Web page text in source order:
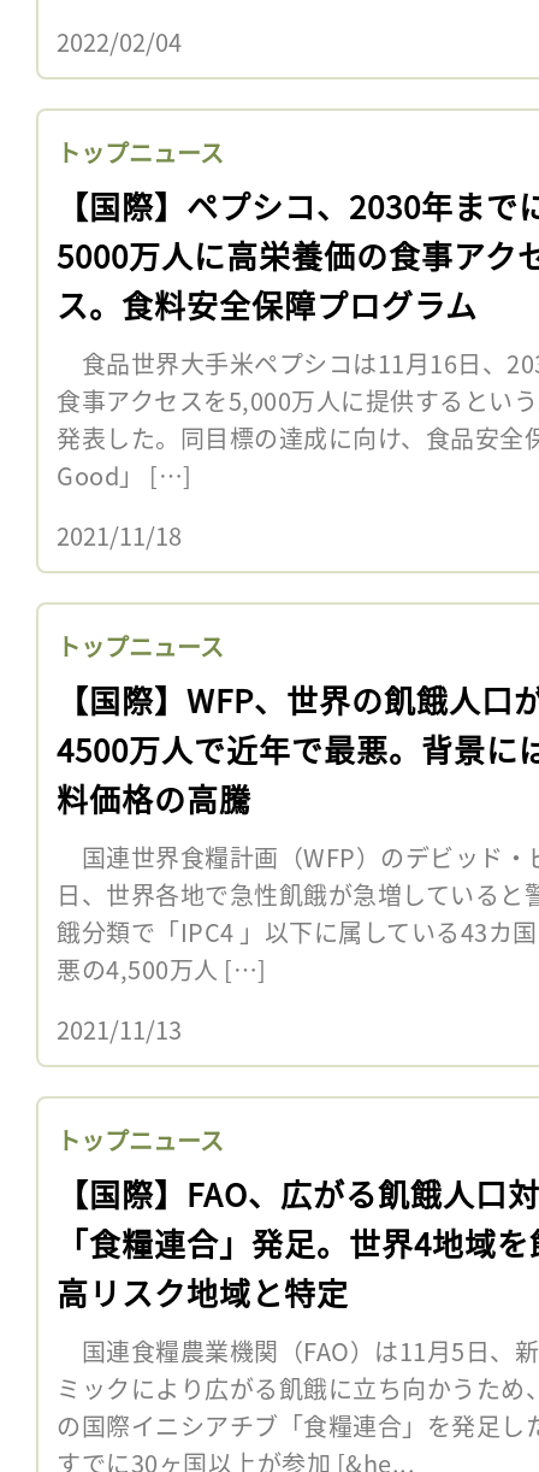
2022/02/04
トップニュース
【国際】ペプシコ、2030年まで
5000万人に高栄養価の食事アク
ス。食料安全保障プログラム
食品世界大手米ペプシコは11月16日、
食事アクセスを5,000万人に提供するとい
発表した。同目標の達成に向け、食品安
Good」 […]
2021/11/18
トップニュース
【国際】WFP、世界の飢餓人口
4500万人で近年で最悪。背景に
料価格の高騰
国連世界食糧計画（WFP）のデビッド
日、世界各地で急性飢餓が急増していると
餓分類で「IPC4 」以下に属している43カ
悪の4,500万人 […]
2021/11/13
トップニュース
【国際】FAO、広がる飢餓人口
「食糧連合」発足。世界4地域
高リスク地域と特定
国連食糧農業機関（FAO）は11月5日、
ミックにより広がる飢餓に立ち向かうた
の国際イニシアチブ「食糧連合」を発足し
すでに30ヶ国以上が参加 [&he...